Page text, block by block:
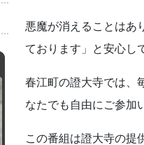
悪魔が消えることはあ
ております」と安心し
春江町の證大寺では、
なたでも自由にご参加
この番組は證大寺の提